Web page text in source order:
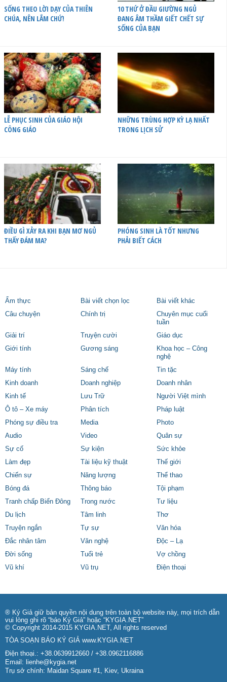
SỐNG THEO LỜI DẠY CỦA THIÊN
CHÚA, NÊN LẮM CHỨ!
10 THỨ Ở ĐẦU GIƯỜNG NGỦ
ĐANG ÂM THẦM GIẾT CHẾT SỰ
SỐNG CỦA BẠN
LỄ PHỤC SINH CỦA GIÁO HỘI
CÔNG GIÁO
NHỮNG TRÙNG HỢP KỲ LẠ NHẤT
TRONG LỊCH SỬ
ĐIỀU GÌ XẢY RA KHI BẠN MƠ NGỦ
THẤY ĐÁM MA?
PHÓNG SINH LÀ TỐT NHƯNG
PHẢI BIẾT CÁCH
Ẩm thực Bài viết chọn lọc
Bài viết khác
Câu chuyện
Chính trị
Chuyên mục cuối
tuần
Giải trí
Truyện cười
Giáo dục
Giới tính
Gương sáng
Khoa học – Công
nghệ
Máy tính
Sáng chế
Tin tặc
Kinh doanh
Doanh nghiệp
Doanh nhân
Kinh tế
Lưu Trữ
Người Việt mình
Ô tô – Xe máy
Phân tích
Pháp luật
Phóng sự điều tra
Media
Photo
Audio
Video
Quân sự
Sự cố
Sự kiện
Sức khỏe
Làm đẹp
Tài liệu kỹ thuật
Thế giới
Chiến sự
Năng lượng
Thể thao
Bóng đá
Thông báo
Tội phạm
Tranh chấp Biển Đông
Trong nước
Tư liệu
Du lịch
Tâm linh
Thơ
Truyện ngắn
Tự sự
Văn hóa
Đắc nhân tâm
Văn nghệ
Độc – Lạ
Đời sống
Tuổi trẻ
Vợ chồng
Vũ khí
Vũ trụ Điện thoại
® Ký Giả giữ bản quyền nội dung trên toàn bộ website này, mọi trích dẫn
vui lòng ghi rõ “báo Ký Giả” hoặc “KYGIA.NET”
© Copyright 2014-2015 KYGIA.NET, All rights reserved
TÒA SOẠN BÁO KÝ GIẢ www.KYGIA.NET
Điện thoại.: +38.0639912660 / +38.0962116886
Email: lienhe@kygia.net
Trụ sở chính: Maidan Square #1, Kiev, Ukraina